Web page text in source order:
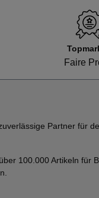
Faire
Partner für
100.000 Artikeln für